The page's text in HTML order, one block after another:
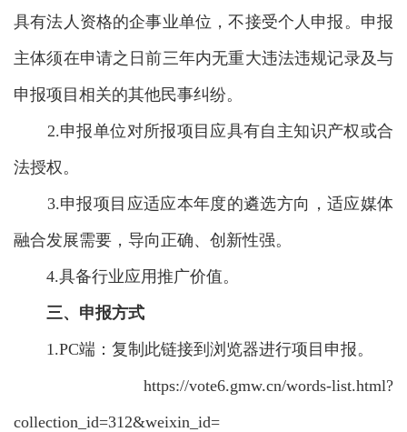
具有法人资格的企事业单位，不接受个人申报。申报
主体须在申请之日前三年内无重大违法违规记录及与
申报项目相关的其他民事纠纷。
2.申报单位对所报项目应具有自主知识产权或合
法授权。
3.申报项目应适应本年度的遴选方向，适应媒体
融合发展需要，导向正确、创新性强。
4.具备行业应用推广价值。
三、申报方式
1.PC端：复制此链接到浏览器进行项目申报。
https://vote6.gmw.cn/words-list.html?
collection_id=312&weixin_id=